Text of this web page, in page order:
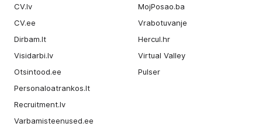
CV.lv
CV.ee
Dirbam.It
Visidarbi.lv
Otsintood.ee
Personaloatrankos.lt
Recruitment.lv
Varbamisteenused.ee
MojPosao.ba
Vrabotuvanje
Hercul.hr
Virtual Valley
Pulser